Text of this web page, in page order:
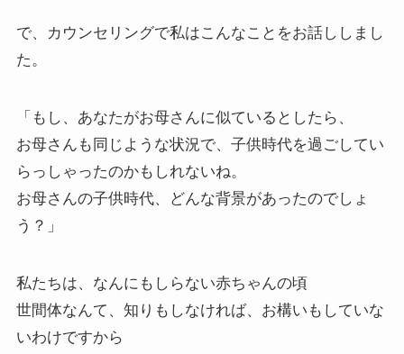
で、カウンセリングで私はこんなことをお話ししまし
た。
「もし、あなたがお母さんに似ているとしたら、
お母さんも同じような状況で、子供時代を過ごしてい
らっしゃったのかもしれないね。
お母さんの子供時代、どんな背景があったのでしょ
う？」
私たちは、なんにもしらない赤ちゃんの頃
世間体なんて、知りもしなければ、お構いもしていな
いわけですから